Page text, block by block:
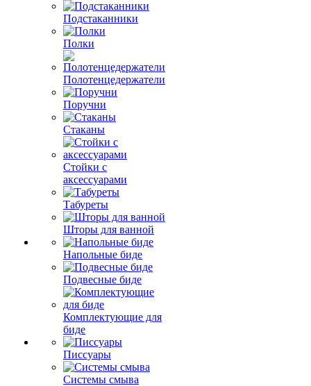
Подстаканники
Полки
Полотенцедержатели
Поручни
Стаканы
Стойки с
аксессуарами
Табуреты
Шторы для ванной
Напольные биде
Подвесные биде
Комплектующие для
биде
Писсуары
Системы смыва